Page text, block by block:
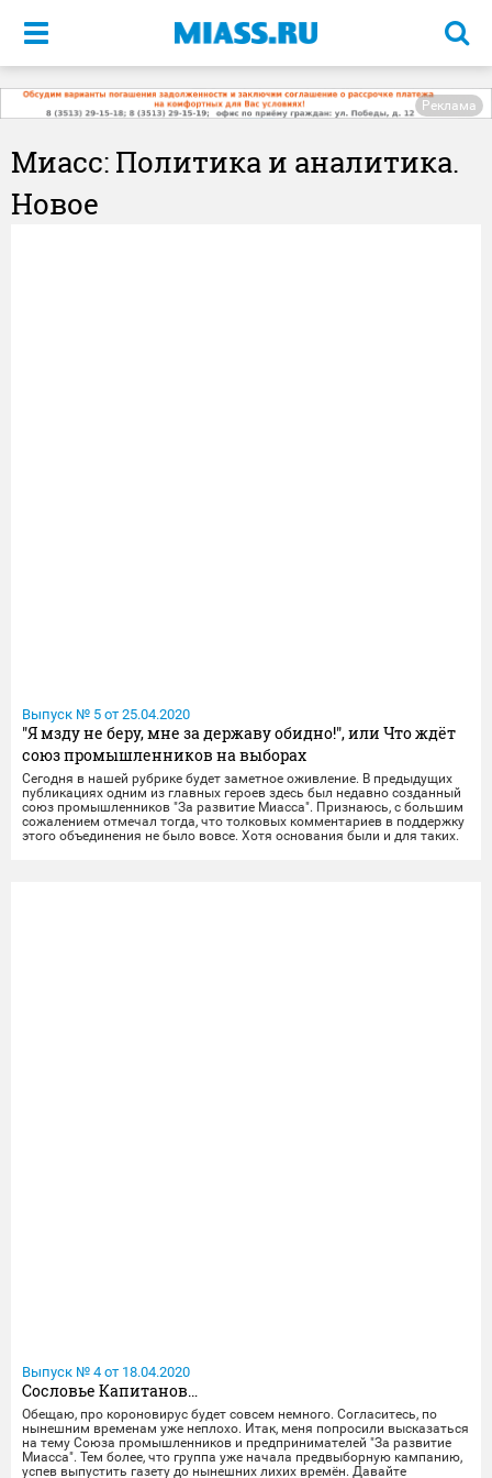
Меню
Реклама
Миасс: Политика и аналитика.
Новое
Выпуск № 5 от 25.04.2020
"Я мзду не беру, мне за державу обидно!", или Что ждёт
союз промышленников на выборах
Сегодня в нашей рубрике будет заметное оживление. В предыдущих
публикациях одним из главных героев здесь был недавно созданный
союз промышленников "За развитие Миасса". Признаюсь, с большим
сожалением отмечал тогда, что толковых комментариев в поддержку
этого объединения не было вовсе. Хотя основания были и для таких.
Выпуск № 4 от 18.04.2020
Сословье Капитанов…
Обещаю, про короновирус будет совсем немного. Согласитесь, по
нынешним временам уже неплохо. Итак, меня попросили высказаться
на тему Союза промышленников и предпринимателей "За развитие
Миасса". Тем более, что группа уже начала предвыборную кампанию,
успев выпустить газету до нынешних лихих времён. Давайте